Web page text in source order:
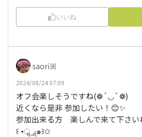
いいね
saori‪ꕤ︎︎
2024/08/24 07:09
オフ会楽しそうですね(❁´◡`❁)
近くなら是非 参加したい！😊✨
参加出来る方 楽しんで来て下さい
꒰ •ॢ ̫ -ॢ๑꒱✩